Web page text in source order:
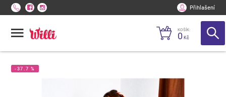
Přihlašení
KOŠÍK:
0 Kč
-37.7 %